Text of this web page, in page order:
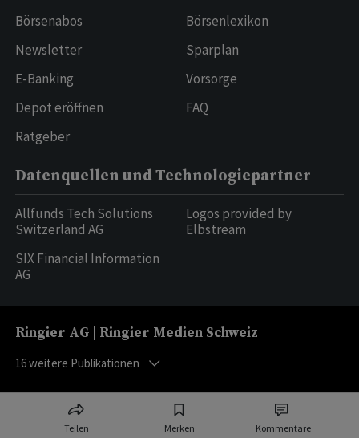
Teilen Merken Kommentare
Börsenabos
Newsletter
E-Banking
Depot eröffnen
Ratgeber
Börsenlexikon
Sparplan
Vorsorge
FAQ
Datenquellen und Technologiepartner
Allfunds Tech Solutions
Switzerland AG
SIX Financial Information
AG
Logos provided by
Elbstream
Ringier AG | Ringier Medien Schweiz
16weitere Publikationen